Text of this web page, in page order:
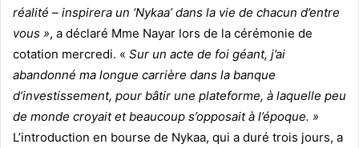
réalité – inspirera un ‘Nykaa’ dans la vie de chacun d’entre
vous », a déclaré Mme Nayar lors de la cérémonie de
cotation mercredi. « Sur un acte de foi géant, j’ai
abandonné ma longue carrière dans la banque
d’investissement, pour bâtir une plateforme, à laquelle peu
de monde croyait et beaucoup s’opposait à l’époque. »
L’introduction en bourse de Nykaa, qui a duré trois jours, a